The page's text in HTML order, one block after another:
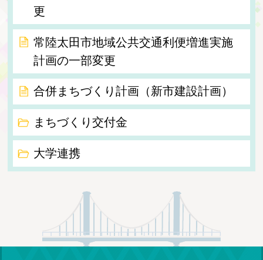
更
常陸太田市地域公共交通利便増進実施
計画の一部変更
合併まちづくり計画（新市建設計画）
まちづくり交付金
大学連携